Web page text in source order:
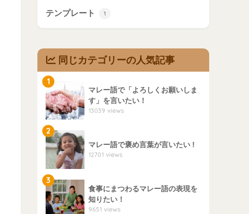
テンプレート 1
同じカテゴリーの人気記事
1
マレー語で「よろしくお願いしま
す」を言いたい！
13039 views
2
マレー語で褒め言葉が言いたい !
12701 views
3
食事にまつわるマレー語の表現を
知りたい！
9651 views